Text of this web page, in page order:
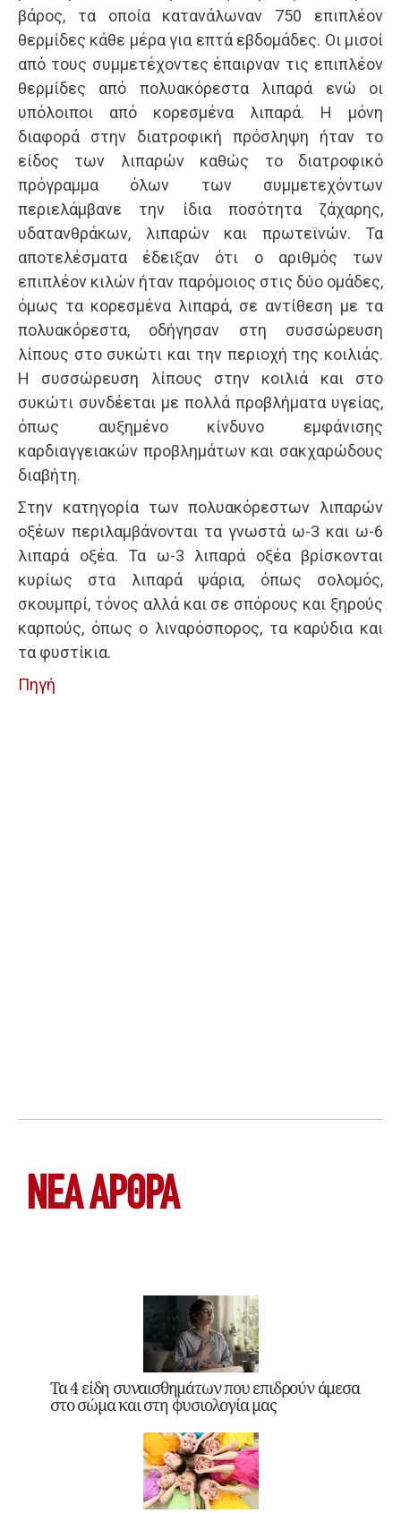
βάρος, τα οποία κατανάλωναν 750 επιπλέον
θερμίδες κάθε μέρα για επτά εβδομάδες. Οι μισοί
από τους συμμετέχοντες έπαιρναν τις επιπλέον
θερμίδες από πολυακόρεστα λιπαρά ενώ οι
υπόλοιποι από κορεσμένα λιπαρά. Η μόνη
διαφορά στην διατροφική πρόσληψη ήταν το
είδος των λιπαρών καθώς το διατροφικό
πρόγραμμα όλων των συμμετεχόντων
περιελάμβανε την ίδια ποσότητα ζάχαρης,
υδατανθράκων, λιπαρών και πρωτεϊνών. Τα
αποτελέσματα έδειξαν ότι ο αριθμός των
επιπλέον κιλών ήταν παρόμοιος στις δύο ομάδες,
όμως τα κορεσμένα λιπαρά, σε αντίθεση με τα
πολυακόρεστα, οδήγησαν στη συσσώρευση
λίπους στο συκώτι και την περιοχή της κοιλιάς.
Η συσσώρευση λίπους στην κοιλιά και στο
συκώτι συνδέεται με πολλά προβλήματα υγείας,
όπως αυξημένο κίνδυνο εμφάνισης
καρδιαγγειακών προβλημάτων και σακχαρώδους
διαβήτη.
Στην κατηγορία των πολυακόρεστων λιπαρών
οξέων περιλαμβάνονται τα γνωστά ω-3 και ω-6
λιπαρά οξέα. Τα ω-3 λιπαρά οξέα βρίσκονται
κυρίως στα λιπαρά ψάρια, όπως σολομός,
σκουμπρί, τόνος αλλά και σε σπόρους και ξηρούς
καρπούς, όπως ο λιναρόσπορος, τα καρύδια και
τα φυστίκια.
Πηγή
ΝΕΑ ΆΡΘΡΑ
Τα 4 είδη συναισθημάτων που επιδρούν άμεσα
στο σώμα και στη φυσιολογία μας